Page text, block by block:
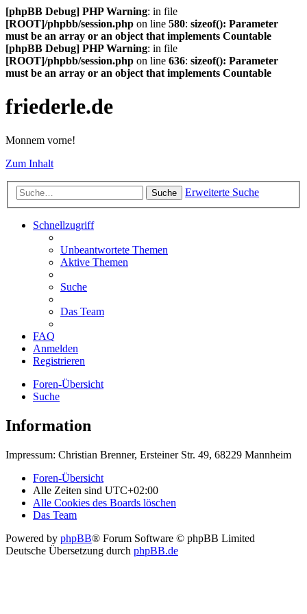
[phpBB Debug] PHP Warning: in file
[ROOT]/phpbb/session.php on line 580: sizeof(): Parameter
must be an array or an object that implements Countable
[phpBB Debug] PHP Warning: in file
[ROOT]/phpbb/session.php on line 636: sizeof(): Parameter
must be an array or an object that implements Countable
friederle.de
Monnem vorne!
Zum Inhalt
Suche Erweiterte Suche
Schnellzugriff
Unbeantwortete Themen
Aktive Themen
Suche
Das Team
FAQ
Anmelden
Registrieren
Foren-Übersicht
Suche
Information
Impressum: Christian Brenner, Ersteiner Str. 49, 68229 Mannheim
Foren-Übersicht
Alle Zeiten sind UTC+02:00
Alle Cookies des Boards löschen
Das Team
Powered by phpBB® Forum Software © phpBB Limited
Deutsche Übersetzung durch phpBB.de